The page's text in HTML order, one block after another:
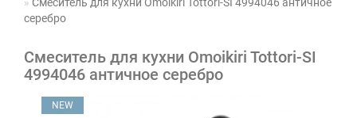
серебро
Смеситель для кухни Omoikiri Tottori-SI
4994046 античное серебро
NEW